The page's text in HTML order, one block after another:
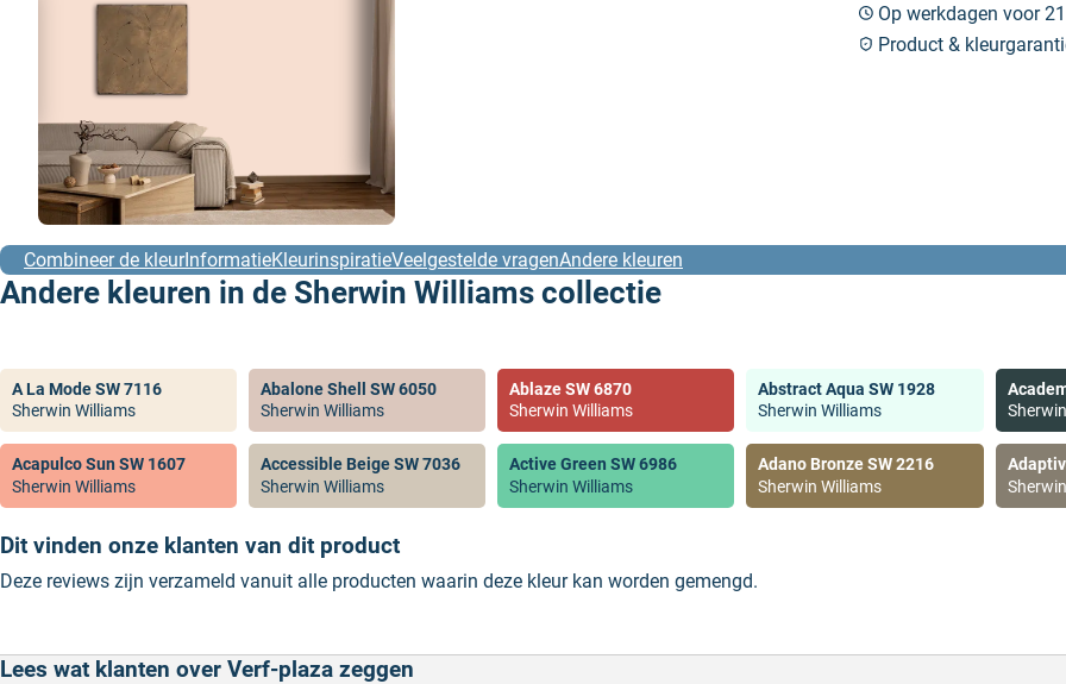
Op werkdagen voor
Product &
Combineer de kleurInformatieKleurinspiratieVeelgestelde vragenAndere kleuren
Andere kleuren in de Sherwin Williams collectie
A La Mode SW 7116
Sherwin Williams
Abalone Shell SW 6050
Sherwin Williams
Ablaze SW 6870
Sherwin Williams
Abstract Aqua SW 1928
Sherwin Williams
Acapulco Sun SW 1607
Sherwin Williams
Accessible Beige SW 7036
Sherwin Williams
Active Green SW 6986
Sherwin Williams
Adano Bronze SW 2216
Sherwin Williams
Dit vinden onze klanten van dit product
Deze reviews zijn verzameld vanuit alle producten waarin deze kleur kan worden gemengd.
Lees wat klanten over Verf-plaza zeggen